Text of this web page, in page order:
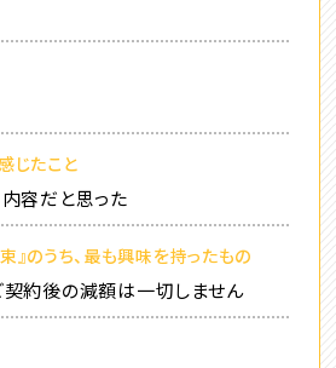
じたこと
容だと思った
』のうち、最も興味を持ったもの
約後の減額は一切しません